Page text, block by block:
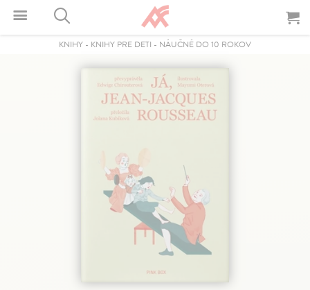
KNIHY - KNIHY PRE DETI - NÁUČNÉ DO 10 ROKOV